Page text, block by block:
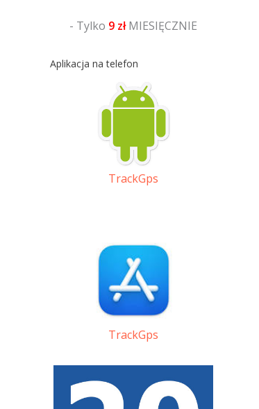
- Tylko 9 złMIESIĘCZNIE
Aplikacja na telefon
TrackGps
TrackGps